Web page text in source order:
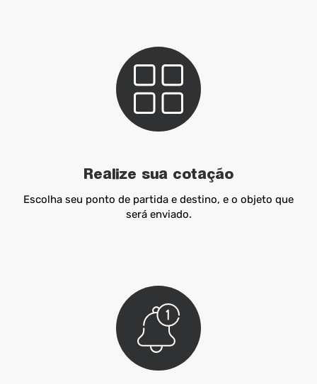
Realize sua cotação
Escolha seu ponto de partida e destino, e o objeto que
será enviado.